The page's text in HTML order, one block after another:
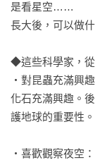
是看星空……
長大後，可以做
◆這些科學家，從
‧對昆蟲充滿興
化石充滿興趣。
護地球的重要性。
‧喜歡觀察夜空